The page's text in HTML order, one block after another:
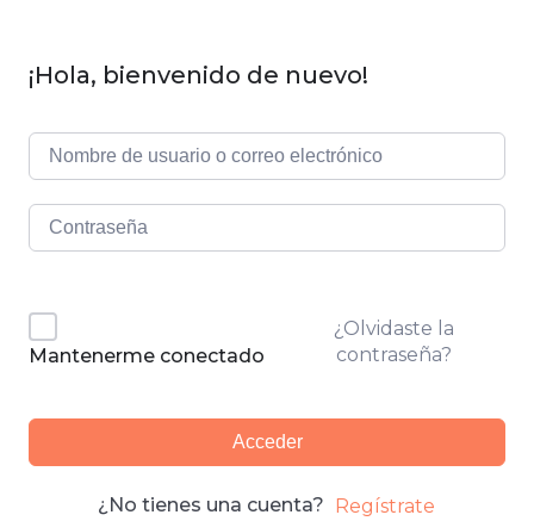
¡Hola, bienvenido de nuevo!
Mantenerme conectado
¿Olvidaste la
contraseña?
Acceder
¿No tienes una cuenta? Regístrate